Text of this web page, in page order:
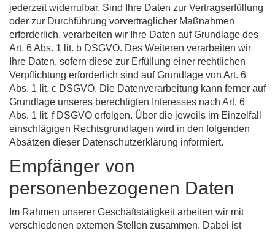
jederzeit widerrufbar. Sind Ihre Daten zur Vertragserfüllung
oder zur Durchführung vorvertraglicher Maßnahmen
erforderlich, verarbeiten wir Ihre Daten auf Grundlage des
Art. 6 Abs. 1 lit. b DSGVO. Des Weiteren verarbeiten wir
Ihre Daten, sofern diese zur Erfüllung einer rechtlichen
Verpflichtung erforderlich sind auf Grundlage von Art. 6
Abs. 1 lit. c DSGVO. Die Datenverarbeitung kann ferner auf
Grundlage unseres berechtigten Interesses nach Art. 6
Abs. 1 lit. f DSGVO erfolgen. Über die jeweils im Einzelfall
einschlägigen Rechtsgrundlagen wird in den folgenden
Absätzen dieser Datenschutzerklärung informiert.
Empfänger von
personenbezogenen Daten
Im Rahmen unserer Geschäftstätigkeit arbeiten wir mit
verschiedenen externen Stellen zusammen. Dabei ist